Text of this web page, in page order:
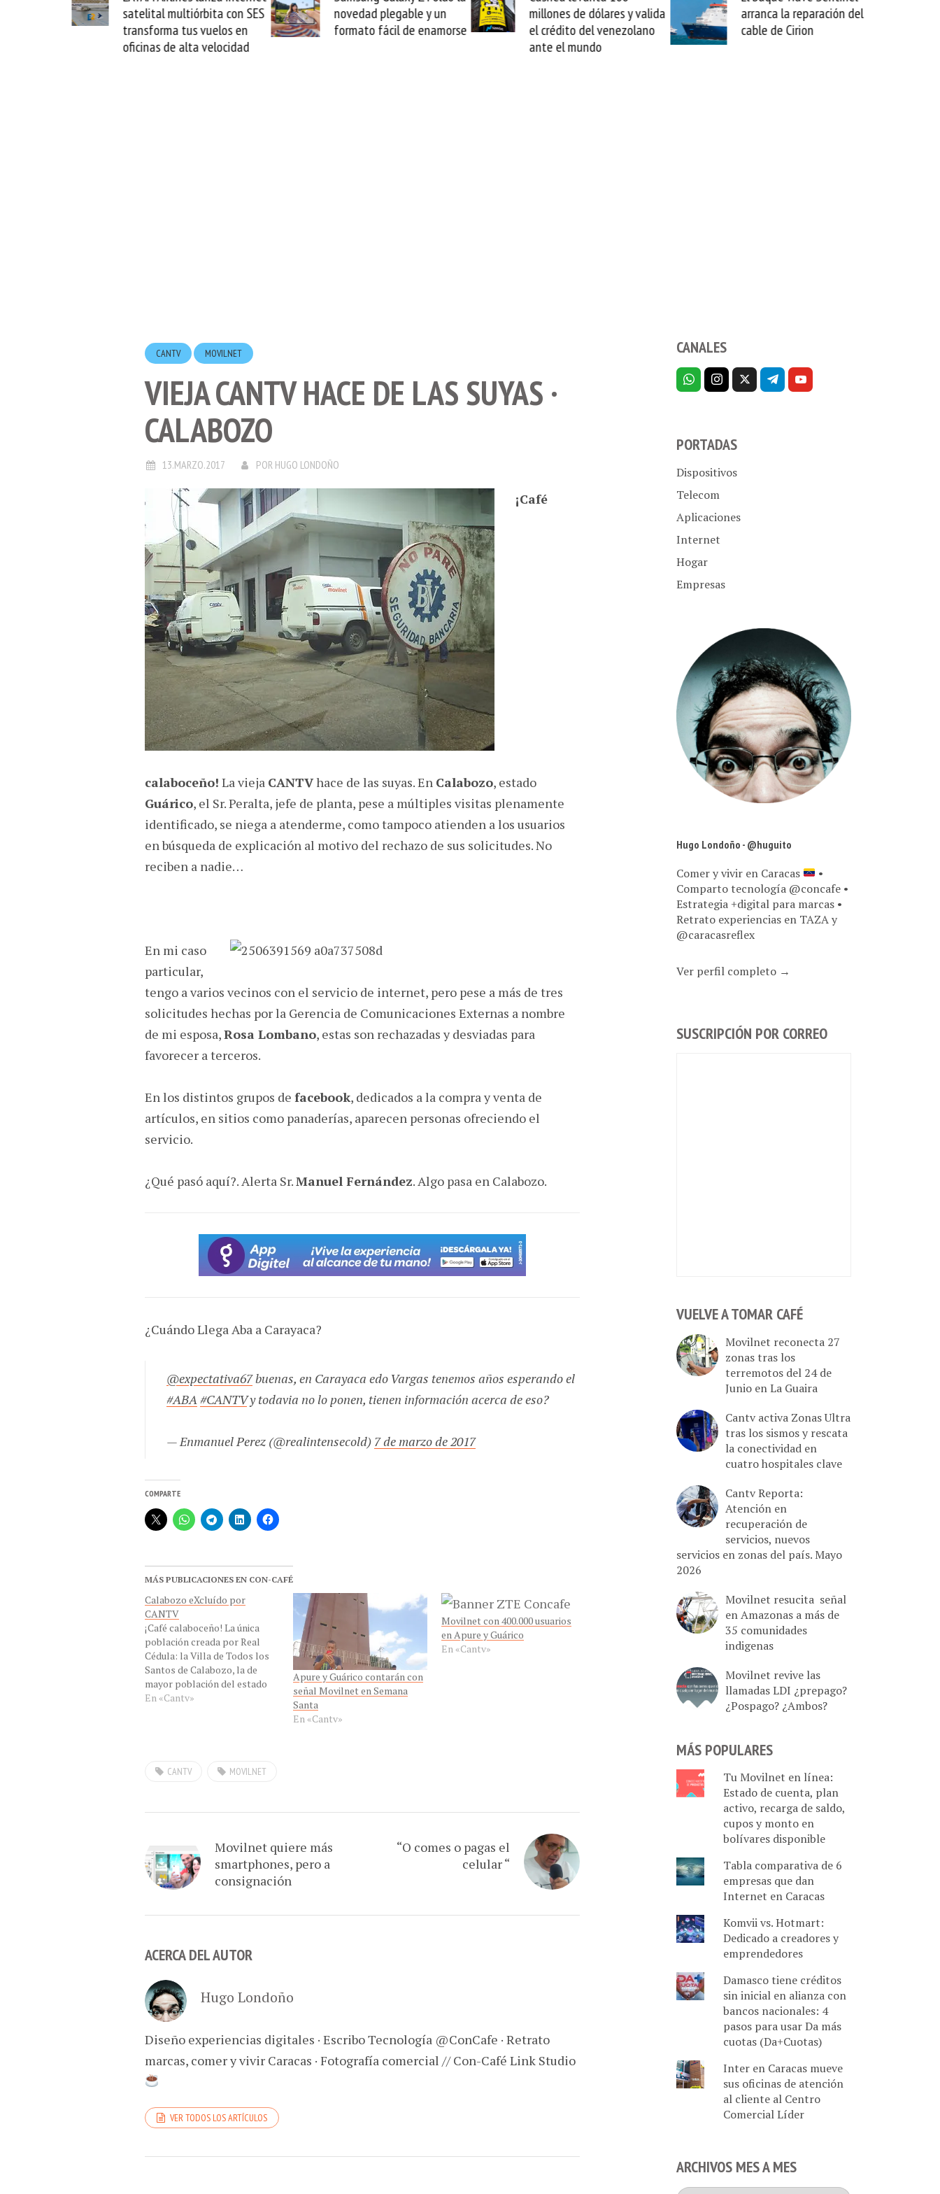
satelital multiórbita con SES
transforma tus vuelos en
oficinas de alta velocidad
novedad plegable y un
formato fácil de enamorse
millones de dólares y valida
el crédito del venezolano
ante el mundo
arranca la reparación del
cable de Cirion
CANTV MOVILNET
VIEJA CANTV HACE DE LAS SUYAS ·
CALABOZO
13.MARZO.2017 POR HUGO LONDOÑO
¡Café
calaboceño! La vieja CANTVhace de las suyas. En Calabozo, estado
Guárico, el Sr. Peralta, jefe de planta, pese a múltiples visitas plenamente
identificado, se niega a atenderme, como tampoco atienden a los usuarios
en búsqueda de explicación al motivo del rechazo de sus solicitudes. No
reciben a nadie…
En mi caso
particular,
tengo a varios vecinos con el servicio de internet, pero pese a más de tres
solicitudes hechas por la Gerencia de Comunicaciones Externas a nombre
de mi esposa,Rosa Lombano, estas son rechazadas y desviadas para
favorecer a terceros.
En los distintos grupos de facebook, dedicados a la compra y venta de
artículos, en sitios como panaderías, aparecen personas ofreciendo el
servicio.
¿Qué pasó aquí?. Alerta Sr.Manuel Fernández. Algo pasa en Calabozo.
¿Cuándo Llega Aba a Carayaca?
@expectativa67buenas, en Carayaca edo Vargas tenemos años esperando el
#ABA#CANTVy todavia no lo ponen, tienen información acerca de eso?
— Enmanuel Perez (@realintensecold) 7 de marzo de 2017
COMPARTE
MÁS PUBLICACIONES EN CON-CAFÉ
Calabozo eXcluído por
CANTV
¡Café calaboceño! La única
población creada por Real
Cédula: la Villa de Todos los
Santos de Calabozo, la de
mayor población del estado
Guárico, esta excluída por
y media…
En «Cantv»
Apure y Guárico contarán con
señal Movilnet en Semana
Santa
En «Cantv»
Movilnet con 400.000 usuarios
en Apure y Guárico
En «Cantv»
CANTV MOVILNET
Movilnet quiere más
smartphones, pero a
consignación
“O comes o pagas el
celular “
ACERCA DEL AUTOR
Hugo Londoño
Diseño experiencias digitales · Escribo Tecnología @ConCafe · Retrato
marcas, comer y vivir Caracas · Fotografía comercial // Con-Café Link Studio
VER TODOS LOS ARTÍCULOS
CANALES
PORTADAS
Dispositivos
Telecom
Aplicaciones
Internet
Hogar
Empresas
Hugo Londoño - @huguito
Comer y vivir en Caracas
•
Comparto tecnología @concafe •
Estrategia +digital para marcas •
Retrato experiencias en TAZA y
@caracasreflex
Ver perfil completo →
SUSCRIPCIÓN POR CORREO
VUELVE A TOMAR CAFÉ
Movilnet reconecta 27
zonas tras los
terremotos del 24 de
Junio en La Guaira
Cantv activa Zonas Ultra
tras los sismos y rescata
la conectividad en
cuatro hospitales clave
Cantv Reporta:
Atención en
recuperación de
servicios, nuevos
servicios en zonas del país. Mayo
2026
Movilnet resucita señal
en Amazonas a más de
35 comunidades
indigenas
Movilnet revive las
llamadas LDI ¿prepago?
¿Pospago? ¿Ambos?
MÁS POPULARES
Tu Movilnet en línea:
Estado de cuenta, plan
activo, recarga de saldo,
cupos y monto en
bolívares disponible
Tabla comparativa de 6
empresas que dan
Internet en Caracas
Komvii vs. Hotmart:
Dedicado a creadores y
emprendedores
Damasco tiene créditos
sin inicial en alianza con
bancos nacionales: 4
pasos para usar Da más
cuotas (Da+Cuotas)
Inter en Caracas mueve
sus oficinas de atención
al cliente al Centro
Comercial Líder
ARCHIVOS MES A MES